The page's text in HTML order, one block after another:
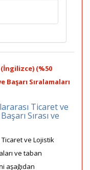
(%50
Sıralamaları
Ticaret ve
Sırası ve
ve Lojistik
ve taban
aşağıdan